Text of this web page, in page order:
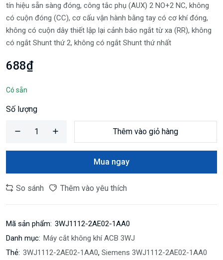
tín hiệu sẵn sàng đóng, công tắc phụ (AUX) 2 NO+2 NC, không
có cuộn đóng (CC), cơ cấu vận hành bằng tay có cơ khí đóng,
không có cuộn dây thiết lập lại cảnh báo ngắt từ xa (RR), không
có ngắt Shunt thứ 2, không có ngắt Shunt thứ nhất
688₫
Có sẵn
Số lượng
Thêm vào giỏ hàng
Mua ngay
So sánh Thêm vào yêu thích
Mã sản phẩm: 3WJ1112-2AE02-1AA0
Danh mục: Máy cắt không khí ACB 3WJ
Thẻ: 3WJ1112-2AE02-1AA0, Siemens 3WJ1112-2AE02-1AA0